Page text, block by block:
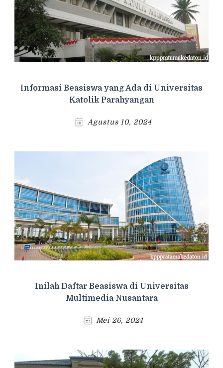
Informasi Beasiswa yang Ada di Universitas
Katolik Parahyangan
Agustus 10, 2024
Inilah Daftar Beasiswa di Universitas
Multimedia Nusantara
Mei 26, 2024